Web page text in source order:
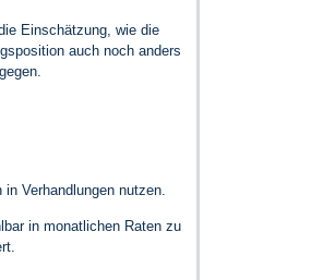
Einschätzung, wie die
auch noch anders
Verhandlungen nutzen.
in monatlichen Raten zu